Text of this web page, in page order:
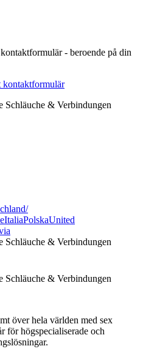
- beroende på din
kontaktformulär
ItaliaPolskaUnited
över hela världen med sex
för högspecialiserade och